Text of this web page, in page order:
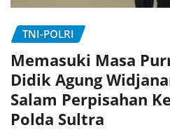
TNI-POLRI
Memasuki Masa
Didik Agung
Salam Perpisahan
Polda Sultra